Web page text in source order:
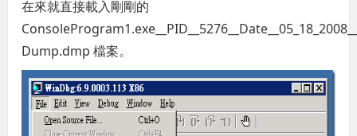
在來就直接載入剛剛的
Dump.dmp 檔案。